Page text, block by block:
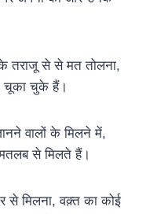
तराजू से से मत तोलना,
चूका चुके हैं।
वालों के मिलने में,
से मिलते हैं।
से मिलना, वक़्त का कोई